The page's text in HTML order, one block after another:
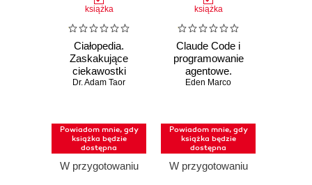
książka
Ciałopedia.
Zaskakujące
ciekawostki
anatomiczne
Dr. Adam Taor
Powiadom mnie, gdy
książka będzie
dostępna
W przygotowaniu
książka
Claude Code i
programowanie
agentowe.
Przewodnik
agentowych
Eden Marco
Powiadom mnie, gdy
książka będzie
dostępna
W przygotowaniu